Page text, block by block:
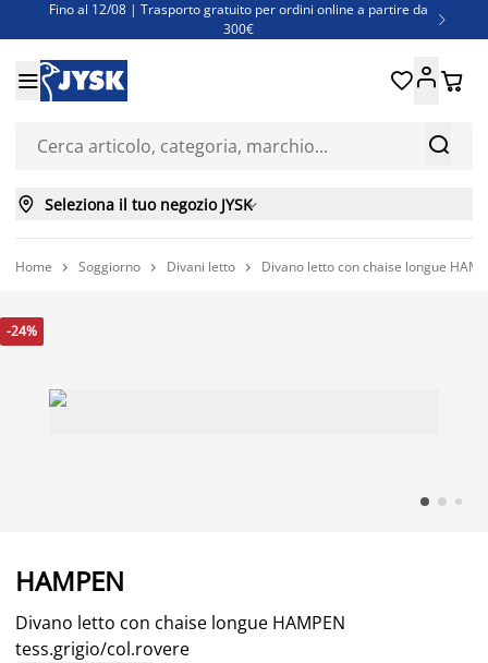
Fino al 12/08 | Trasporto gratuito per ordini online a partire da
300€

Super offerte d'estate | Oltre 1.500 articoli fino al 70%
Finanziamenti - Scegli il piano di rimborso più adatto a te


 
 Seleziona il tuo negozio JYSK
Home  Soggiorno  Divani letto  Divano letto con chaise longue
-24%
HAMPEN
Divano letto con chaise longue HAMPEN
tess.grigio/col.rovere